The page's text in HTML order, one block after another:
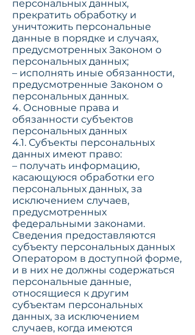
персональных данных,
прекратить обработку и
уничтожить персональные
данные в порядке и случаях,
предусмотренных Законом о
персональных данных;
– исполнять иные обязанности,
предусмотренные Законом о
персональных данных.
4. Основные права и
обязанности субъектов
персональных данных
4.1. Субъекты персональных
данных имеют право:
– получать информацию,
касающуюся обработки его
персональных данных, за
исключением случаев,
предусмотренных
федеральными законами.
Сведения предоставляются
субъекту персональных данных
Оператором в доступной форме,
и в них не должны содержаться
персональные данные,
относящиеся к другим
субъектам персональных
данных, за исключением
случаев, когда имеются